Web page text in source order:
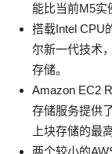
能比当前M5实
搭载Intel CPU
尔新一代技术
存储。
Amazon EC2
存储服务提供
上块存储的最
两个较小的